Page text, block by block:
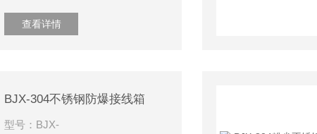
查看详情
BJX-304不锈钢防爆接线箱
型号：BJX-